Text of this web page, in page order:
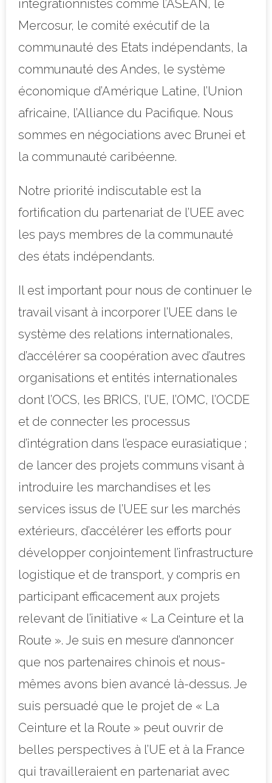
intégrationnistes comme l’ASEAN, le
Mercosur, le comité exécutif de la
communauté des Etats indépendants, la
communauté des Andes, le système
économique d’Amérique Latine, l’Union
africaine, l’Alliance du Pacifique. Nous
sommes en négociations avec Brunei et
la communauté caribéenne.
Notre priorité indiscutable est la
fortification du partenariat de l’UEE avec
les pays membres de la communauté
des états indépendants.
Il est important pour nous de continuer le
travail visant à incorporer l’UEE dans le
système des relations internationales,
d’accélérer sa coopération avec d’autres
organisations et entités internationales
dont l’OCS, les BRICS, l’UE, l’OMC, l’OCDE
et de connecter les processus
d’intégration dans l’espace eurasiatique ;
de lancer des projets communs visant à
introduire les marchandises et les
services issus de l’UEE sur les marchés
extérieurs, d’accélérer les efforts pour
développer conjointement l’infrastructure
logistique et de transport, y compris en
participant efficacement aux projets
relevant de l’initiative « La Ceinture et la
Route ». Je suis en mesure d’annoncer
que nos partenaires chinois et nous-
mêmes avons bien avancé là-dessus. Je
suis persuadé que le projet de « La
Ceinture et la Route » peut ouvrir de
belles perspectives à l’UE et à la France
qui travailleraient en partenariat avec